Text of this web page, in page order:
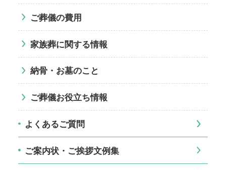
ご葬儀の費用
家族葬に関する情報
納骨・お墓のこと
ご葬儀お役立ち情報
よくあるご質問
ご案内状・ご挨拶文例集